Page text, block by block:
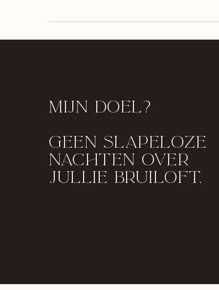
MIJN DOEL?
GEEN SLAPELOZE
NACHTEN OVER
JULLIE BRUILOFT.